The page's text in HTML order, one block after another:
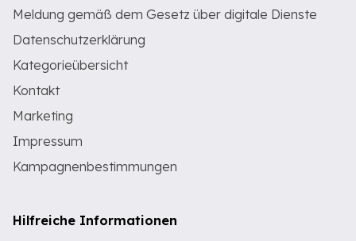
Meldung gemäß dem Gesetz über digitale Dienste
Datenschutzerklärung
Kategorieübersicht
Kontakt
Marketing
Impressum
Kampagnenbestimmungen
Hilfreiche Informationen